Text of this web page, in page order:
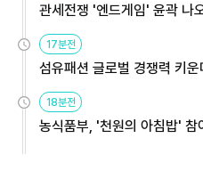
관세전쟁 '엔드게임' 윤곽 나
용해야
17분전
섬유패션 글로벌 경쟁력 키
원
18분전
농식품부, '천원의 아침밥'